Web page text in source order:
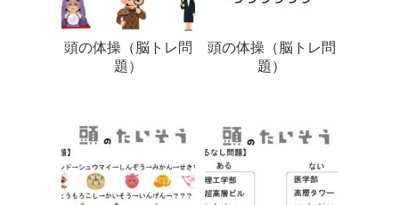
頭の体操（脳トレ問
題）
頭の体操（脳トレ問
題）